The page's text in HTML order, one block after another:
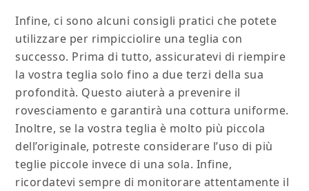
Infine, ci sono alcuni consigli pratici che potete
utilizzare per rimpicciolire una teglia con
successo. Prima di tutto, assicuratevi di riempire
la vostra teglia solo fino a due terzi della sua
profondità. Questo aiuterà a prevenire il
rovesciamento e garantirà una cottura uniforme.
Inoltre, se la vostra teglia è molto più piccola
dell’originale, potreste considerare l’uso di più
teglie piccole invece di una sola. Infine,
ricordatevi sempre di monitorare attentamente il